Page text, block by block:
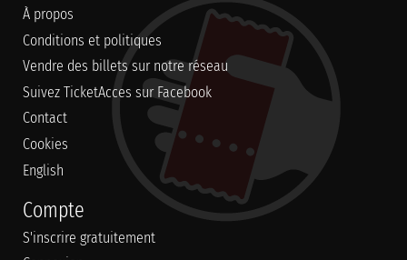
À propos
Conditions et politiques
Vendre des billets sur notre réseau
Suivez TicketAcces sur Facebook
Contact
Cookies
English
Compte
S'inscrire gratuitement